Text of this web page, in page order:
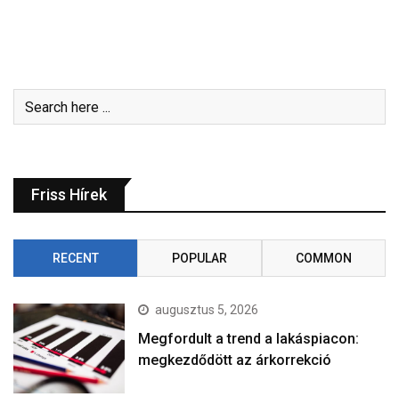
Friss Hírek
RECENT POPULAR COMMON
augusztus 5, 2026
Megfordult a trend a lakáspiacon:
megkezdődött az árkorrekció